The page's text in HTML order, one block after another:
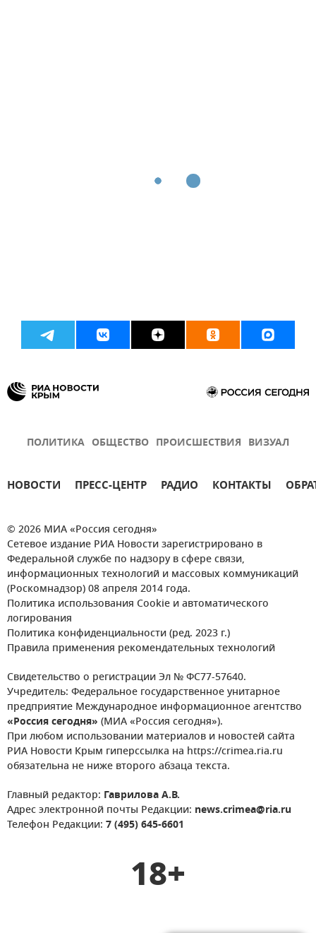
ПОЛИТИКА ОБЩЕСТВО ПРОИСШЕСТВИЯ ВИЗУАЛ
НОВОСТИ ПРЕСС-ЦЕНТР РАДИО КОНТАКТЫ
© 2026 МИА «Россия сегодня»
Сетевое издание РИА Новости зарегистрировано в
Федеральной службе по надзору в сфере связи,
информационных технологий и массовых коммуникаций
(Роскомнадзор) 08 апреля 2014 года.
Политика использования Cookie и автоматического
логирования
Политика конфиденциальности (ред. 2023 г.)
Правила применения рекомендательных технологий
Свидетельство о регистрации Эл № ФС77-57640.
Учредитель: Федеральное государственное унитарное
предприятие Международное информационное агентство
«Россия сегодня» (МИА «Россия сегодня»).
При любом использовании материалов и новостей сайта
РИА Новости Крым гиперссылка на https://crimea.ria.ru
обязательна не ниже второго абзаца текста.
Главный редактор: Гаврилова А.В.
Адрес электронной почты Редакции: news.crimea@ria.ru
Телефон Редакции: 7 (495) 645-6601
18+